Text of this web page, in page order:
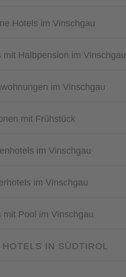
Hotels im Vinschgau
mit Halbpension im Vinschgau
im Vinschgau
mit Frühstück
im Vinschgau
im Vinschgau
mit Pool im Vinschgau
IN SÜDTIROL